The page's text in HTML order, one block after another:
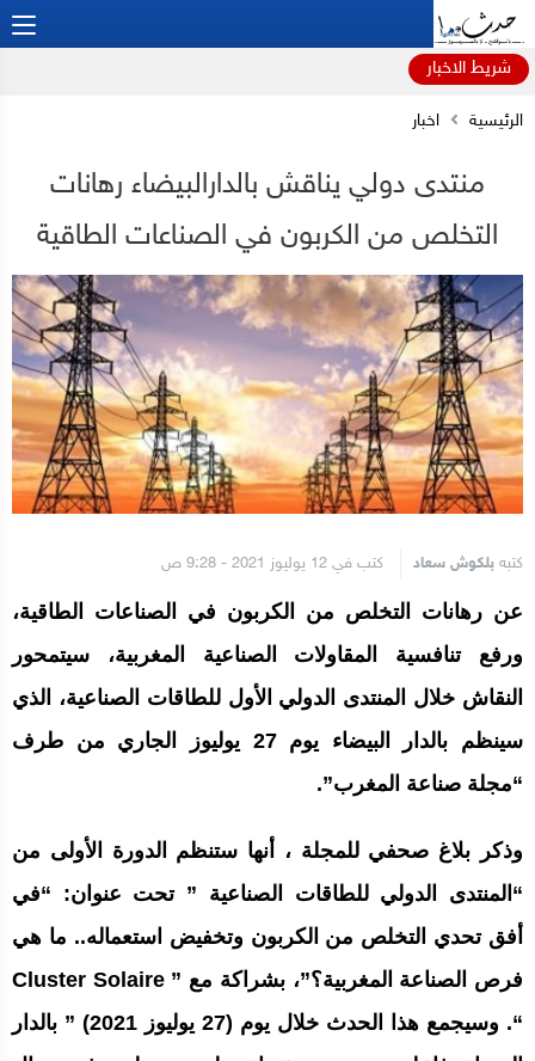
شريط الاخبار
الرئيسية اخبار
منتدى دولي يناقش بالدارالبيضاء رهانات
التخلص من الكربون في الصناعات الطاقية
كتبه بلكوش سعاد كتب في 12 يوليوز 2021 - 9:28 ص
عن رهانات التخلص من الكربون في الصناعات الطاقية،
ورفع تنافسية المقاولات الصناعية المغربية، سيتمحور
النقاش خلال المنتدى الدولي الأول للطاقات الصناعية، الذي
سينظم بالدار البيضاء يوم 27 يوليوز الجاري من طرف
“مجلة صناعة المغرب”.
وذكر بلاغ صحفي للمجلة ، أنها ستنظم الدورة الأولى من
“المنتدى الدولي للطاقات الصناعية ” تحت عنوان: “في
أفق تحدي التخلص من الكربون وتخفيض استعماله.. ما هي
فرص الصناعة المغربية؟”، بشراكة مع ” Cluster Solaire
“. وسيجمع هذا الحدث خلال يوم (27 يوليوز 2021) ” بالدار